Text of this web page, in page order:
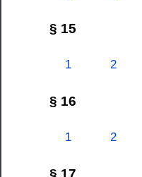
§ 15
1 2
§ 16
1 2
§ 17